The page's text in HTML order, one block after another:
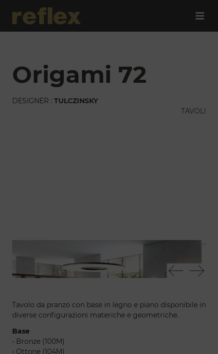
origami 72
DESIGNER : TULCZINSKY
TAVOLI
Origami 72 - Soft sedia - Space lampadario - Tango T
libreria - Essential applique - Uro buffet - Space
lampadario
Tavolo da pranzo con base in legno e piano disponibile in
diverse configurazioni materiche e geometriche.
Base
• Bronze (100M)
• Ottone (104M)